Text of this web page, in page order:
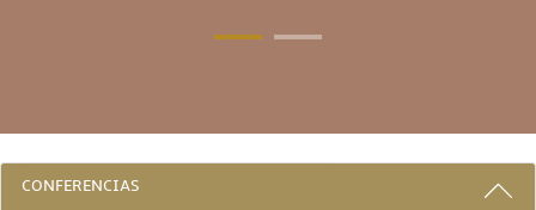
3 RAZONES PARA ALOJARSE CON
CONFERENCIAS